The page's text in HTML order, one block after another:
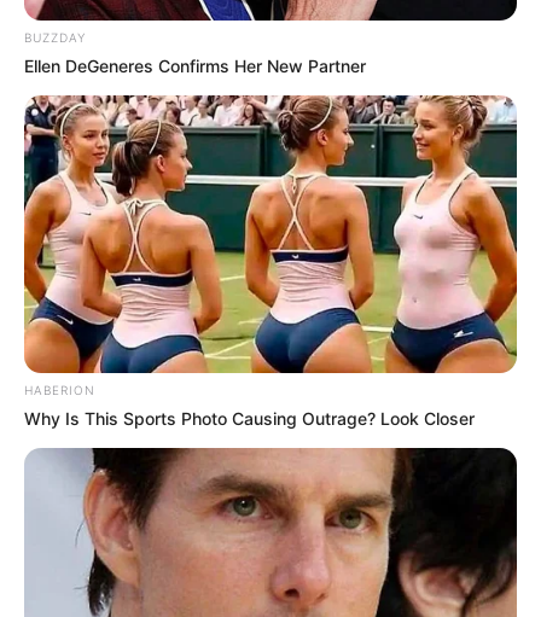
BUZZDAY
Ellen DeGeneres Confirms Her New Partner
HABERION
Why Is This Sports Photo Causing Outrage? Look Closer